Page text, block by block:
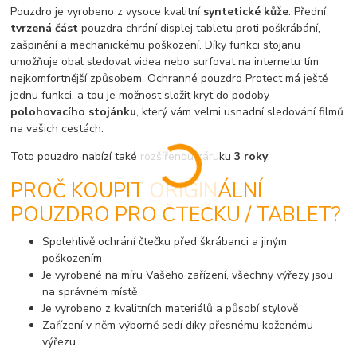
Pouzdro je vyrobeno z vysoce kvalitní syntetické kůže. Přední
tvrzená část pouzdra chrání displej tabletu proti poškrábání,
zašpinění a mechanickému poškození. Díky funkci stojanu
umožňuje obal sledovat videa nebo surfovat na internetu tím
nejkomfortnější způsobem. Ochranné pouzdro Protect má ještě
jednu funkci, a tou je možnost složit kryt do podoby
polohovacího stojánku, který vám velmi usnadní sledování filmů
na vašich cestách.
Toto pouzdro nabízí také rozšířenou záruku3 roky.
PROČ KOUPIT ORIGINÁLNÍ
POUZDRO PRO ČTEČKU / TABLET?
Spolehlivě ochrání čtečku před škrábanci a jiným
poškozením
Je vyrobené na míru Vašeho zařízení, všechny výřezy jsou
na správném místě
Je vyrobeno z kvalitních materiálů a působí stylově
Zařízení v něm výborně sedí díky přesnému koženému
výřezu